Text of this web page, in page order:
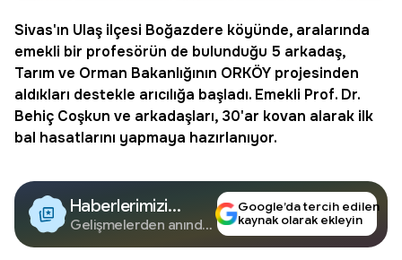
Sivas'ın Ulaş ilçesi Boğazdere köyünde, aralarında
emekli bir profesörün de bulunduğu 5 arkadaş,
Tarım ve Orman Bakanlığının ORKÖY projesinden
aldıkları destekle arıcılığa başladı. Emekli Prof. Dr.
Behiç Coşkun ve arkadaşları, 30'ar kovan alarak ilk
bal hasatlarını yapmaya hazırlanıyor.
Haberlerimizi
Google'da Takip
Edin
Gelişmelerden anında
Google’da tercih edilen
kaynak olarak ekleyin